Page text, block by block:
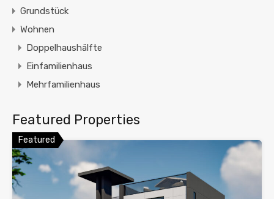
Grundstück
Wohnen
Doppelhaushälfte
Einfamilienhaus
Mehrfamilienhaus
Featured Properties
Featured